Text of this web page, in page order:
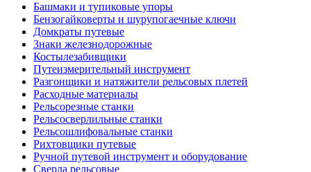
Башмаки и тупиковые упоры
Бензогайковерты и шурупогаечные ключи
Домкраты путевые
Знаки железнодорожные
Костылезабивщики
Путеизмерительный инструмент
Разгонщики и натяжители рельсовых плетей
Расходные материалы
Рельсорезные станки
Рельсосверлильные станки
Рельсошлифовальные станки
Рихтовщики путевые
Ручной путевой инструмент и оборудование
Сверла рельсовые